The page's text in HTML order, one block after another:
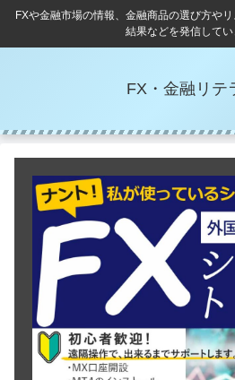
FXや金融市場の情報、金融商品の選び方や
結果などを発信してい
FX・金融リテ